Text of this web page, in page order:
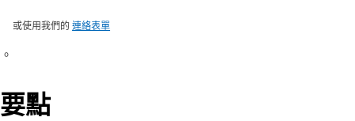
或使用我們的 連絡表單
。
要點